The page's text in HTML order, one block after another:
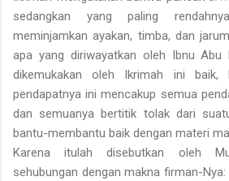
sedangkan yang paling
meminjamkan ayakan, timba, dan
apa yang diriwayatkan oleh Ibnu Abu
dikemukakan oleh Ikrimah ini baik,
pendapatnya ini mencakup semua
dan semuanya bertitik tolak dari
bantu-membantu baik dengan materi
Karena itulah disebutkan oleh
sehubungan dengan makna firman-Nya: